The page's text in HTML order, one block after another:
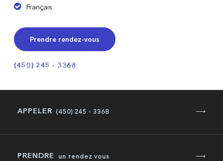
Français
Prendre rendez-vous
(450) 245 - 3368
APPELER (450) 245 - 3368 ⟶
PRENDRE un rendez vous ⟶